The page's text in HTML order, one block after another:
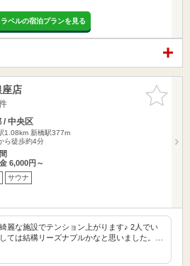
ベルの宿泊プランを見る
お気に入
りに追加
店
/ 中央区
1.08km 新橋駅377m
ら徒歩約4分
6,000円～
サウナ
麗な施設でテンション上がります♪ 2人でい
ては結構リーズナブルかなと思いました。…